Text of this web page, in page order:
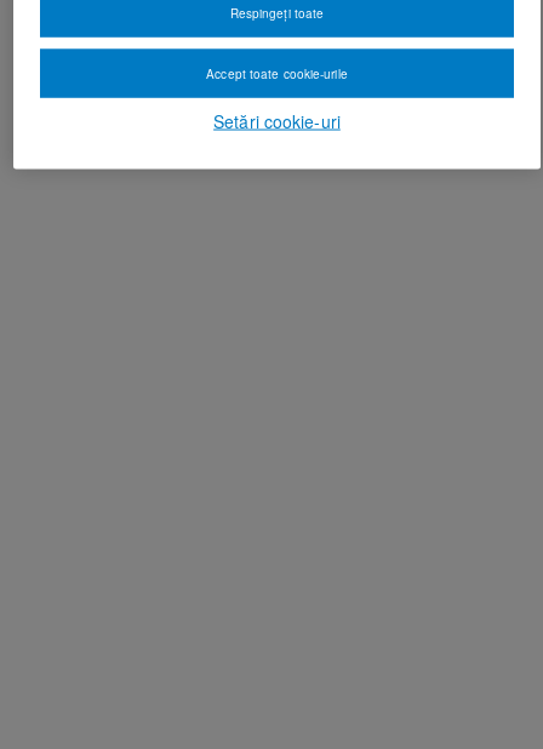
Setări cookie-uri
Respingeți toate
Accept toate cookie-urile